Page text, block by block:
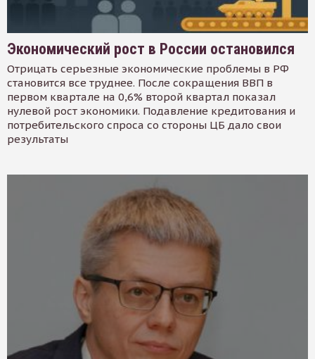
Экономический рост в России остановился
Отрицать серьезные экономические проблемы в РФ
становится все труднее. После сокращения ВВП в
первом квартале на 0,6% второй квартал показал
нулевой рост экономики. Подавление кредитования и
потребительского спроса со стороны ЦБ дало свои
результаты